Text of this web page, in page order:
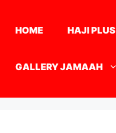
HOME HAJI PLUS
GALLERY JAMAAH